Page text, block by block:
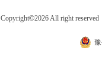
Copyright©2026 All right